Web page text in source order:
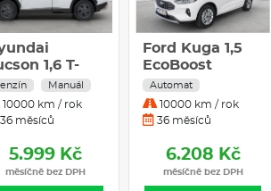
světlometů
1,6 T-
GO CZECH
110 kW MT
Manuál
10000 km / rok
36 měsíců
5.999 Kč
měsíčně bez DPH
Ford Kuga 1,5
EcoBoost
137kW
Titanium auto
Automat
10000 km / rok
36 měsíců
6.208 Kč
měsíčně bez DPH